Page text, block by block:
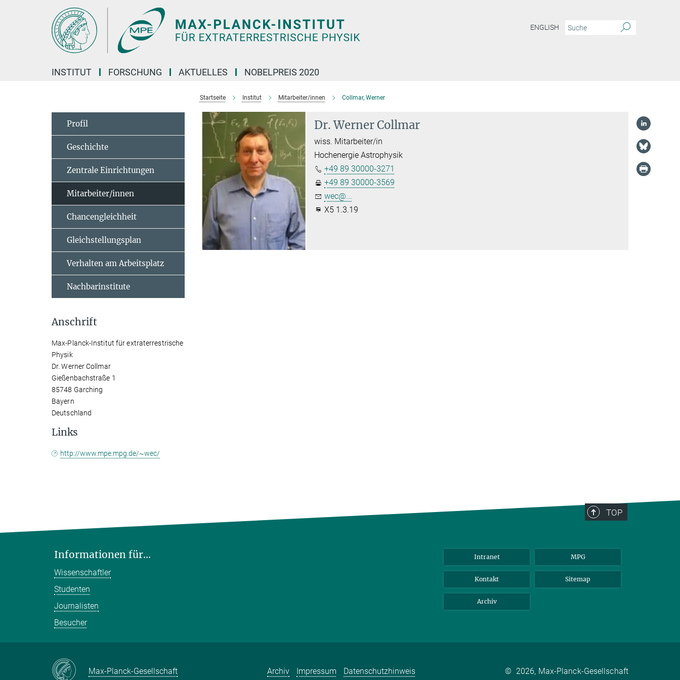
ENGLISH
INSTITUT FORSCHUNG AKTUELLES NOBELPREIS 2020
Startseite Institut Mitarbeiter/innen Collmar, Werner
Dr. Werner Collmar
wiss. Mitarbeiter/in
Hochenergie Astrophysik
+49 89 30000-3271
+49 89 30000-3569
wec@...
X5 1.3.19
Profil
Geschichte
Zentrale Einrichtungen
Mitarbeiter/innen
Chancengleichheit
Gleichstellungsplan
Verhalten am Arbeitsplatz
Nachbarinstitute
Anschrift
Max-Planck-Institut für extraterrestrische
Physik
Dr. Werner Collmar
Gießenbachstraße 1
85748 Garching
Bayern
Deutschland
Links
http://www.mpe.mpg.de/~wec/
TOP
Informationen für...
Wissenschaftler
Studenten
Journalisten
Besucher
Intranet MPG
Kontakt Sitemap
Archiv
Max-Planck-Gesellschaft Archiv Impressum Datenschutzhinweis © 2026, Max-Planck-Gesellschaft